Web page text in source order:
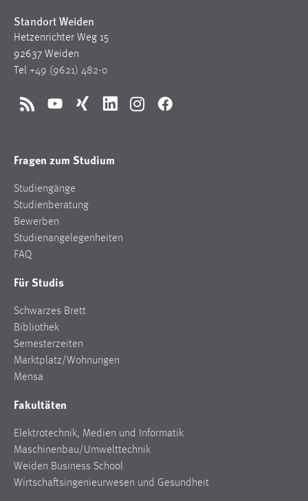
Standort Weiden
Hetzenrichter Weg 15
92637 Weiden
Tel +49 (9621) 482-0
RSS YouTubeXing LinkedInInstagramFacebook
Fragen zum Studium
Studiengänge
Studienberatung
Bewerben
Studienangelegenheiten
FAQ
Für Studis
Schwarzes Brett
Bibliothek
Semesterzeiten
Marktplatz/Wohnungen
Mensa
Fakultäten
Elektrotechnik, Medien und Informatik
Maschinenbau/Umwelttechnik
Weiden Business School
Wirtschaftsingenieurwesen und Gesundheit
Wird benötigt um die Chatfunktion nutzen zu können.
Cookie Laufzeit:
MibewSessionID, mibew-chat-frame-style-
Jahre, MIBEW_UserID = 1 Jahr
Name:
Zweck:
Dieser Cookie ist notwendig um sich an der Website
einloggen zu können.
STATISTIK
Diese Informationen helfen uns zu verstehen, wie
Name:
_pk_ref, _pk_cvar, _pk_id, _pk_ses
Zweck: